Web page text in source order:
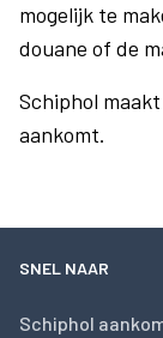
mogelijk te
douane of de
Schiphol
aankomt.
SNEL NAAR
Schiphol